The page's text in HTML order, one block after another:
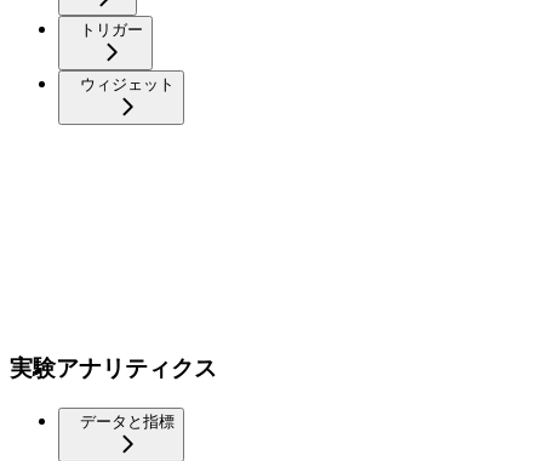
トリガー
ウィジェット
実験アナリティクス
データと指標